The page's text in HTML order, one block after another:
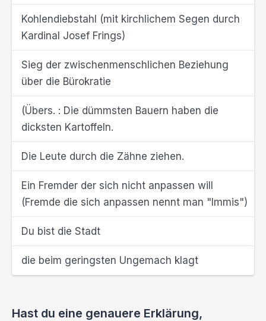
Kohlendiebstahl (mit kirchlichem Segen durch
Kardinal Josef Frings)
Sieg der zwischenmenschlichen Beziehung
über die Bürokratie
(Übers. : Die dümmsten Bauern haben die
dicksten Kartoffeln.
Die Leute durch die Zähne ziehen.
Ein Fremder der sich nicht anpassen will
(Fremde die sich anpassen nennt man "Immis")
Du bist die Stadt
die beim geringsten Ungemach klagt
Hast du eine genauere Erklärung,